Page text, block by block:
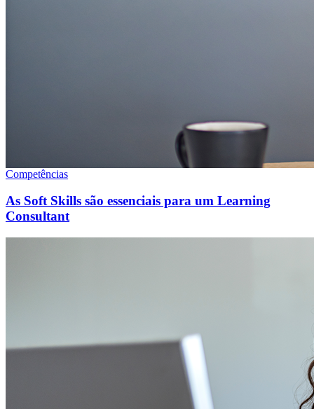
Competências
As Soft Skills são essenciais para um Learning
Consultant